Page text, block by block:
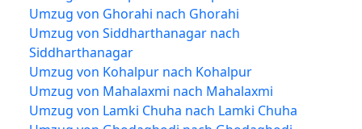
Umzug von Ghorahi nach Ghorahi
Umzug von Siddharthanagar nach
Siddharthanagar
Umzug von Kohalpur nach Kohalpur
Umzug von Mahalaxmi nach Mahalaxmi
Umzug von Lamki Chuha nach Lamki Chuha